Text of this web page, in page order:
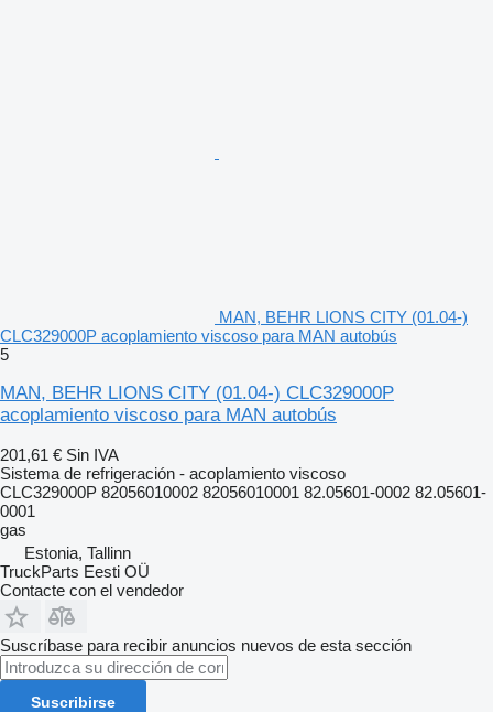
MAN, BEHR LIONS CITY (01.04-)
CLC329000P acoplamiento viscoso para MAN autobús
5
MAN, BEHR LIONS CITY (01.04-) CLC329000P
acoplamiento viscoso para MAN autobús
201,61 € Sin IVA
Sistema de refrigeración - acoplamiento viscoso
CLC329000P 82056010002 82056010001 82.05601-0002 82.05601-
0001
gas
Estonia, Tallinn
TruckParts Eesti OÜ
Contacte con el vendedor
Suscríbase para recibir anuncios nuevos de esta sección
Suscribirse